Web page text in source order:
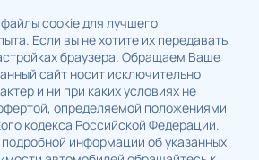
cookie для лучшего
Если вы не хотите их передавать,
браузера. Обращаем Ваше
сайт носит исключительно
и ни при каких условиях не
определяемой положениями
кодекса Российской Федерации.
информации об указанных